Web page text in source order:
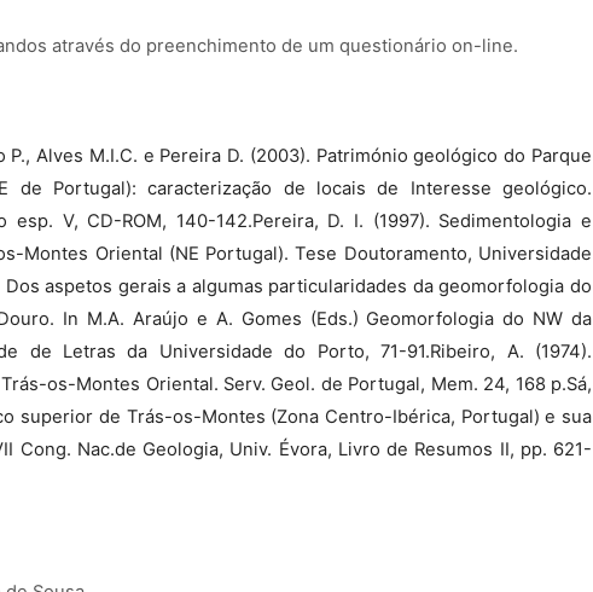
através do preenchimento de um questionário on-line.
P., Alves M.I.C. e Pereira D. (2003). Património geológico do Parque
de Portugal): caracterização de locais de Interesse geológico.
esp. V, CD-ROM, 140-142.Pereira, D. I. (1997). Sedimentologia e
Montes Oriental (NE Portugal). Tese Doutoramento, Universidade
aspetos gerais a algumas particularidades da geomorfologia do
In M.A. Araújo e A. Gomes (Eds.) Geomorfologia do NW da
de Letras da Universidade do Porto, 71-91.Ribeiro, A. (1974).
os-Montes Oriental. Serv. Geol. de Portugal, Mem. 24, 168 p.Sá,
superior de Trás-os-Montes (Zona Centro-Ibérica, Portugal) e sua
Cong. Nac.de Geologia, Univ. Évora, Livro de Resumos II, pp. 621-